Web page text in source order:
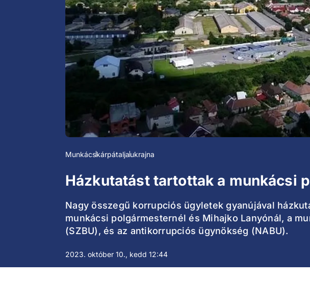
Munkácskárpátaljaukrajna
Házkutatást tartottak a munkácsi
Nagy összegű korrupciós ügyletek gyanújával
munkácsi polgármesternél és Mihajko Lanyónál, a
(SZBU), és az antikorrupciós ügynökség (NABU).
2023. október 10., kedd 12:44